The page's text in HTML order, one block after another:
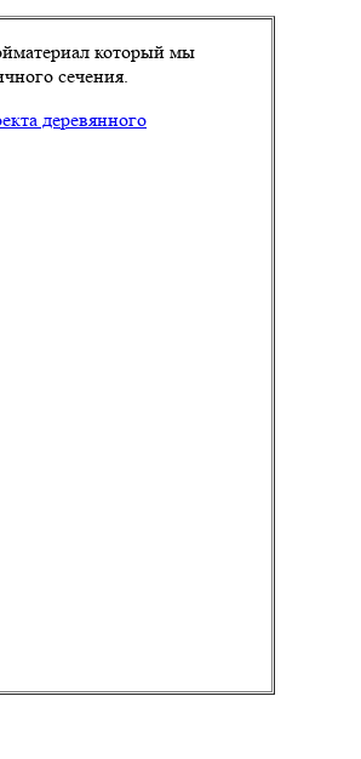
который мы
сечения.
деревянного